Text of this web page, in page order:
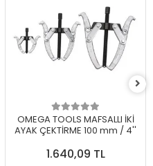
OMEGA TOOLS MAFSALLI İKİ
AYAK ÇEKTİRME 100 mm / 4''
1.640,09 TL